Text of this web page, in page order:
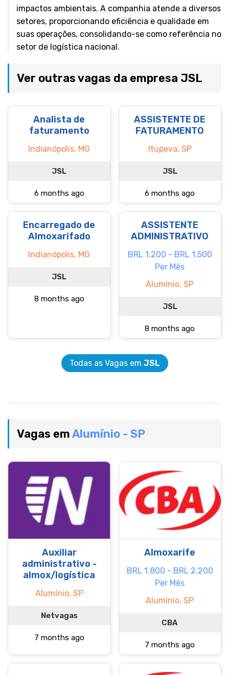
impactos ambientais. A companhia atende a diversos
setores, proporcionando eficiência e qualidade em
suas operações, consolidando-se como referência no
setor de logística nacional.
Ver outras vagas da empresa JSL
Analista de
faturamento
Indianópolis, MG
JSL
6 months ago
ASSISTENTE DE
FATURAMENTO
Itupeva, SP
JSL
6 months ago
Encarregado de
Almoxarifado
Indianópolis, MG
JSL
8 months ago
ASSISTENTE
ADMINISTRATIVO
BRL 1.200 - BRL 1.500
Per Mês
Alumínio, SP
JSL
8 months ago
Todas as Vagas em JSL
Vagas emAlumínio - SP
Auxiliar
administrativo -
almox/logística
Alumínio, SP
Netvagas
7 months ago
Almoxarife
BRL 1.800 - BRL 2.200
Per Mês
Alumínio, SP
CBA
7 months ago